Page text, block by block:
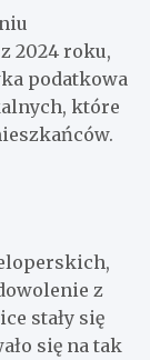
2024 roku,
podatkowa
które
z
stały się
się na tak